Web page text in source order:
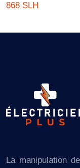
868 SLH
La manipulation